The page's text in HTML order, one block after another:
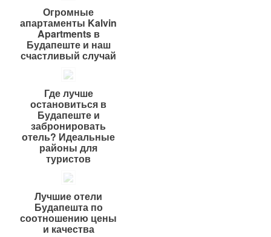
Огромные
апартаменты Kalvin
Apartments в
Будапеште и наш
счастливый случай
Где лучше
остановиться в
Будапеште и
забронировать
отель? Идеальные
районы для
туристов
Лучшие отели
Будапешта по
соотношению цены
и качества